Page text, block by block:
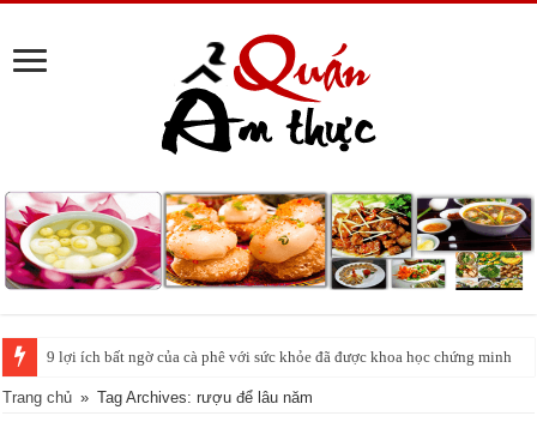
9 lợi ích bất ngờ của cà phê với sức khỏe đã được khoa học chứng minh
Trang chủ » Tag Archives: rượu để lâu năm